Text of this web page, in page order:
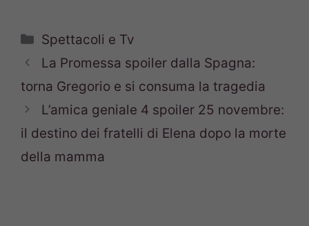
Categorie
Spettacoli e Tv
La Promessa spoiler dalla Spagna:
torna Gregorio e si consuma la tragedia
L’amica geniale 4 spoiler 25 novembre:
il destino dei fratelli di Elena dopo la morte
della mamma